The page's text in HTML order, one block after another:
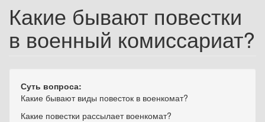
Какие бывают повестки
в военный комиссариат?
Суть вопроса:
Какие бывают виды повесток в военкомат?
Какие повестки рассылает военкомат?